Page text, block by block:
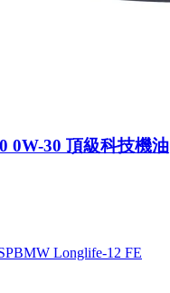
0W-30 頂級科技機油
BMW Longlife-12 FE